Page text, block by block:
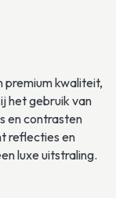
premium kwaliteit,
het gebruik van
en contrasten
reflecties en
luxe uitstraling.